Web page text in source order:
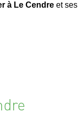
à Le Cendreet ses